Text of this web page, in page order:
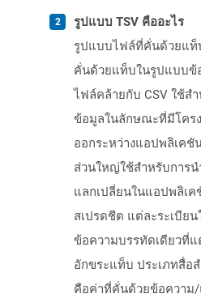
รูปแบบ TSV คืออะไร
รูปแบบไฟล์ที่คั่นด้วยแท็
คั่นด้วยแท็บในรูปแบบข้
ไฟล์คล้ายกับ CSV ใช้ส
ข้อมูลในลักษณะที่มีโครง
ออกระหว่างแอปพลิเค
ส่วนใหญ่ใช้สำหรับการ
แลกเปลี่ยนในแอปพลิเ
สเปรดชีต แต่ละระเบีย
ข้อความบรรทัดเดียวที่
อักขระแท็บ ประเภทสื่อ
คือค่าที่คั่นด้วยข้อความ